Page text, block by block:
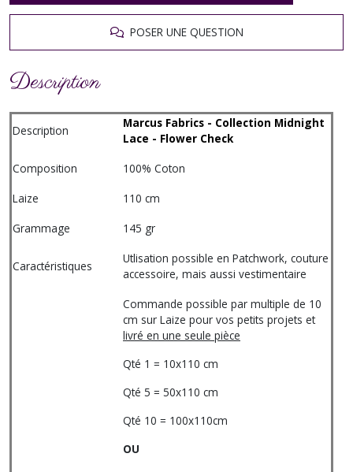
POSER UNE QUESTION
Description
Description
Marcus Fabrics - Collection Midnight
Lace - Flower Check
Composition
100% Coton
Laize
110 cm
Grammage
145 gr
Caractéristiques
Utlisation possible en Patchwork, couture
accessoire, mais aussi vestimentaire
Commande possible par multiple de 10
cm sur Laize pour vos petits projets et
livré en une seule pièce
Qté 1 = 10x110 cm
Qté 5 = 50x110 cm
Qté 10 = 100x110cm
OU